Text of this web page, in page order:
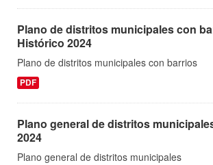
Plano de distritos municipales con
Histórico 2024
Plano de distritos municipales con barrios
PDF
Plano general de distritos
2024
Plano general de distritos municipales